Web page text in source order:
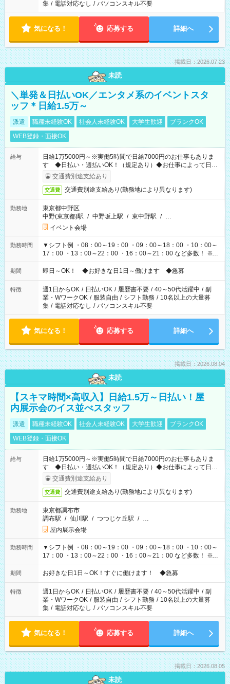
集 / 電話対応なし / パソコンスキル不要
気になる！ 応募する 詳細へ
掲載日：2026.07.23
未読
＼単発＆日払いOK／エンタメ系のイベントスタ
ッフ＊日給1.5万～
派遣 職種未経験OK 社会人未経験OK 大学生歓迎
ブランクOK
WEB登録・面接OK
給与
日給1万5000円～※実働5時間で日給7000円のお仕事もありま
す ◆日払い・週払いOK！（規定あり）◆お仕事によって日給
も異なります
交通費別途支給あり
交通費 交通費別途支給あり(勤務地により異なります)
勤務地
東京都中野区
中野(東京都)駅 / 中野坂上駅 / 東中野駅 / …
イベント会場
勤務時間
▼シフト例 ・08：00～19：00 ・09：00～18：00 ・10：00～
17：00 ・13：00～22：00 ・16：00～21：00 など多数！ ※お
仕事により勤務時間が異なります
期間 即日～OK！ ◆お好きな日1日～働けます ◆急募
特徴 週1日からOK / 日払いOK / 履歴書不要 / 40～50代活躍中 / 副
業・WワークOK / 服装自由 / シフト勤務 / 10名以上の大量募
集 / 電話対応なし / パソコンスキル不要
気になる！ 応募する 詳細へ
掲載日：2026.08.04
未読
【スキマ時間×高収入】日給1.5万～日払い！屋
内展示会のイス並べスタッフ
派遣 職種未経験OK 社会人未経験OK 大学生歓迎
ブランクOK
WEB登録・面接OK
給与
日給1万5000円～※実働5時間で日給7000円のお仕事もありま
す ◆日払い・週払いOK！（規定あり）◆お仕事によって日給
も異なります
交通費別途支給あり
交通費 交通費別途支給あり(勤務地により異なります)
勤務地
東京都調布市
調布駅 / 仙川駅 / つつじケ丘駅 / …
屋内展示会場
勤務時間
▼シフト例 ・08：00～19：00 ・09：00～18：00 ・10：00～
17：00 ・13：00～22：00 ・16：00～21：00 など多数！ ※お
仕事により勤務時間が異なります
期間 お好きな日1日～OK！すぐに働けます！ ◆急募
特徴 週1日からOK / 日払いOK / 履歴書不要 / 40～50代活躍中 / 副
業・WワークOK / 服装自由 / シフト勤務 / 10名以上の大量募
集 / 電話対応なし / パソコンスキル不要
気になる！ 応募する 詳細へ
掲載日：2026.08.05
未読